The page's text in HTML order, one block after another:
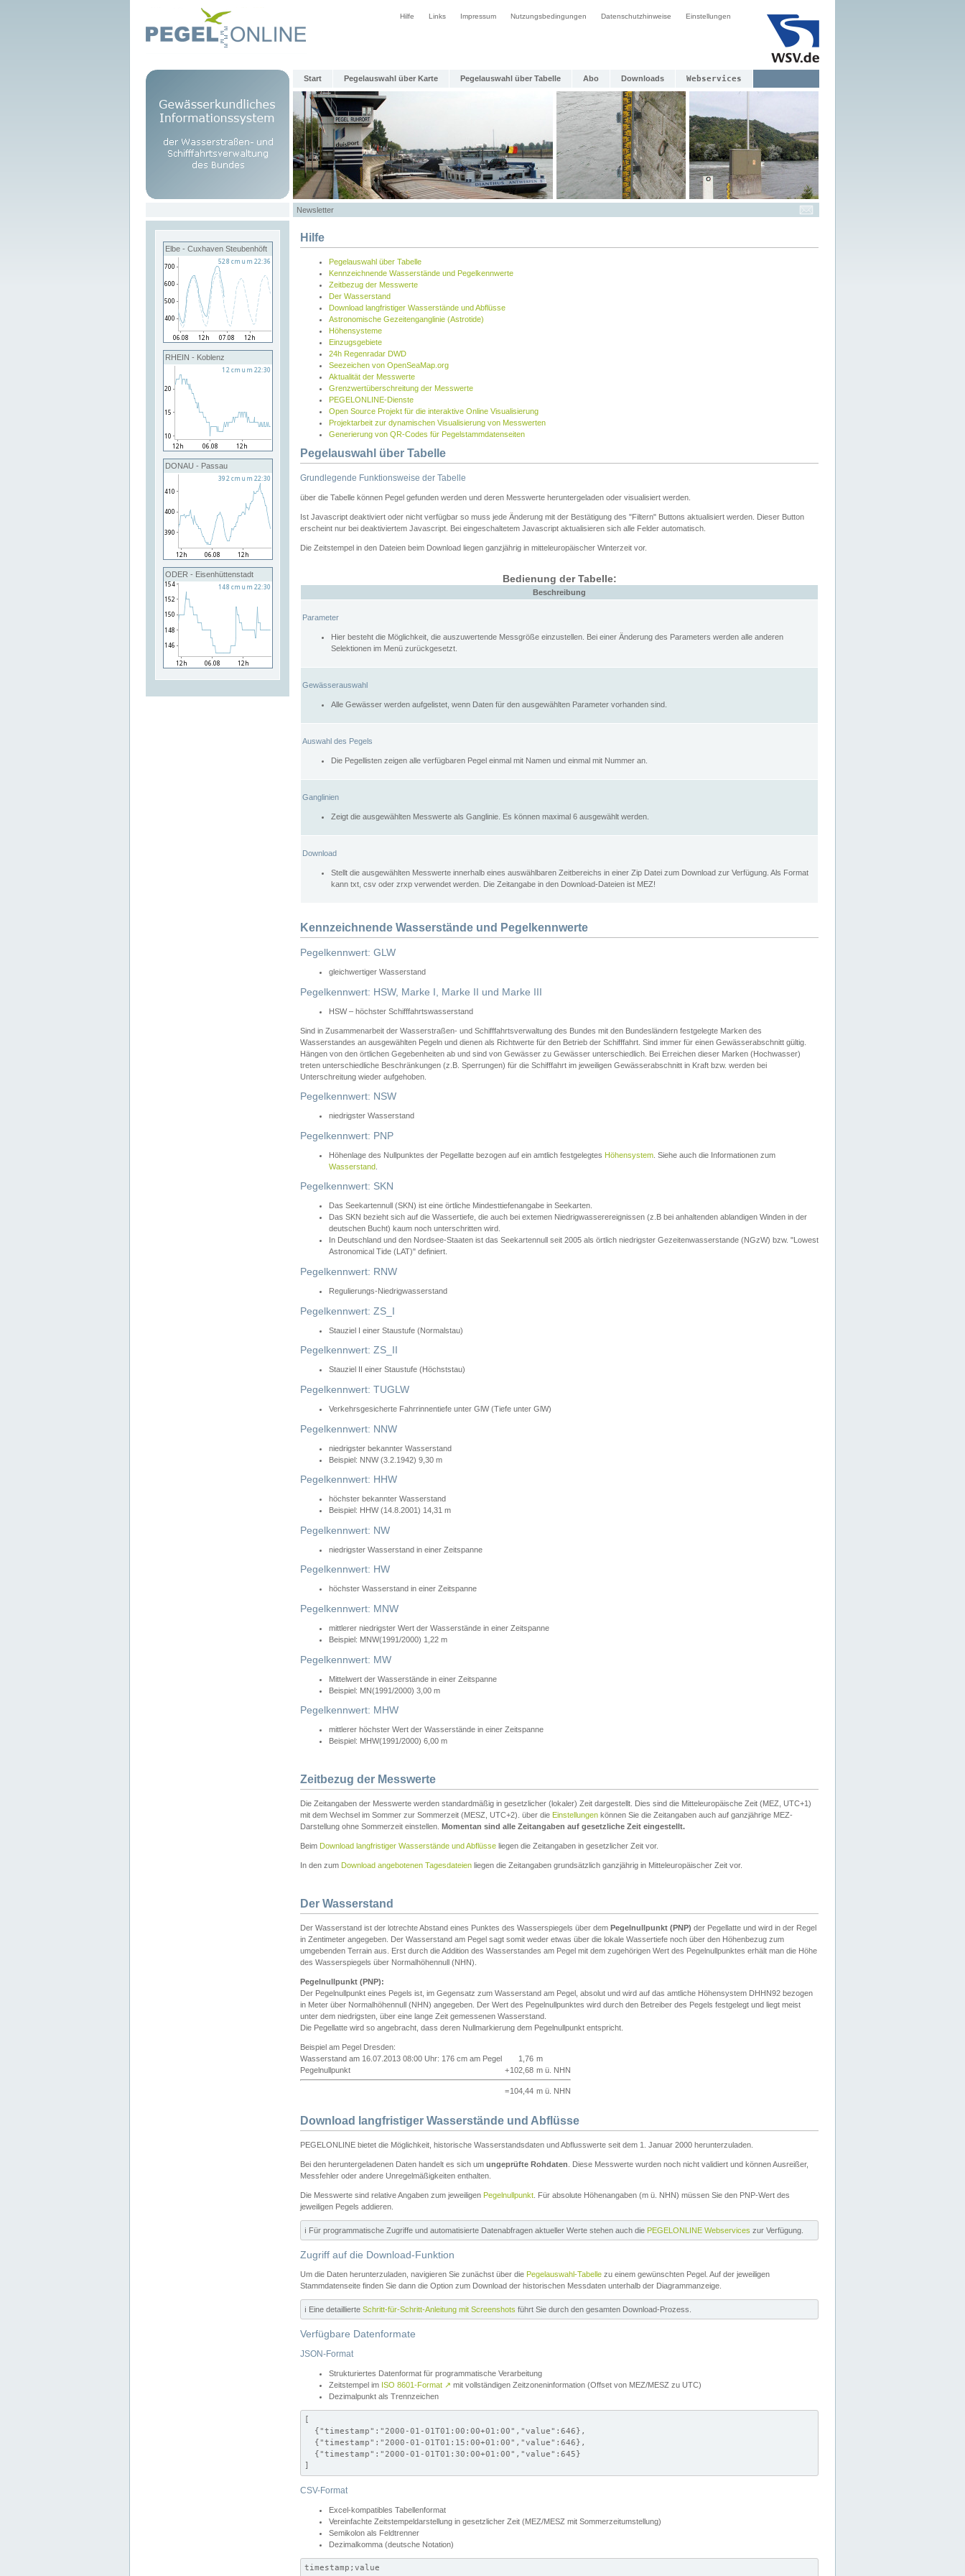
Hilfe Links Impressum Nutzungsbedingungen Datenschutzhinweise Einstellungen
Start Pegelauswahl über Karte Pegelauswahl über Tabelle Abo Downloads Webservices
Newsletter
Elbe - Cuxhaven Steubenhöft
RHEIN - Koblenz
DONAU - Passau
ODER - Eisenhüttenstadt
Hilfe
Pegelauswahl über Tabelle
Kennzeichnende Wasserstände und Pegelkennwerte
Zeitbezug der Messwerte
Der Wasserstand
Download langfristiger Wasserstände und Abflüsse
Astronomische Gezeitenganglinie (Astrotide)
Höhensysteme
Einzugsgebiete
24h Regenradar DWD
Seezeichen von OpenSeaMap.org
Aktualität der Messwerte
Grenzwertüberschreitung der Messwerte
PEGELONLINE-Dienste
Open Source Projekt für die interaktive Online Visualisierung
Projektarbeit zur dynamischen Visualisierung von Messwerten
Generierung von QR-Codes für Pegelstammdatenseiten
Pegelauswahl über Tabelle
Grundlegende Funktionsweise der Tabelle
über die Tabelle können Pegel gefunden werden und deren Messwerte heruntergeladen oder visualisiert werden.
Ist Javascript deaktiviert oder nicht verfügbar so muss jede Änderung mit der Bestätigung des "Filtern" Buttons aktualisiert werden. Dieser Button
erscheint nur bei deaktiviertem Javascript. Bei eingeschaltetem Javascript aktualisieren sich alle Felder automatisch.
Die Zeitstempel in den Dateien beim Download liegen ganzjährig in mitteleuropäischer Winterzeit vor.
Bedienung der Tabelle:
Beschreibung
Parameter
Hier besteht die Möglichkeit, die auszuwertende Messgröße einzustellen. Bei einer Änderung des Parameters werden alle anderen
Selektionen im Menü zurückgesetzt.
Gewässerauswahl
Alle Gewässer werden aufgelistet, wenn Daten für den ausgewählten Parameter vorhanden sind.
Auswahl des Pegels
Die Pegellisten zeigen alle verfügbaren Pegel einmal mit Namen und einmal mit Nummer an.
Ganglinien
Zeigt die ausgewählten Messwerte als Ganglinie. Es können maximal 6 ausgewählt werden.
Download
Stellt die ausgewählten Messwerte innerhalb eines auswählbaren Zeitbereichs in einer Zip Datei zum Download zur Verfügung. Als Format
kann txt, csv oder zrxp verwendet werden. Die Zeitangabe in den Download-Dateien ist MEZ!
Kennzeichnende Wasserstände und Pegelkennwerte
Pegelkennwert: GLW
gleichwertiger Wasserstand
Pegelkennwert: HSW, Marke I, Marke II und Marke III
HSW – höchster Schifffahrtswasserstand
Sind in Zusammenarbeit der Wasserstraßen- und Schifffahrtsverwaltung des Bundes mit den Bundesländern festgelegte Marken des
Wasserstandes an ausgewählten Pegeln und dienen als Richtwerte für den Betrieb der Schifffahrt. Sind immer für einen Gewässerabschnitt gültig.
Hängen von den örtlichen Gegebenheiten ab und sind von Gewässer zu Gewässer unterschiedlich. Bei Erreichen dieser Marken (Hochwasser)
treten unterschiedliche Beschränkungen (z.B. Sperrungen) für die Schifffahrt im jeweiligen Gewässerabschnitt in Kraft bzw. werden bei
Unterschreitung wieder aufgehoben.
Pegelkennwert: NSW
niedrigster Wasserstand
Pegelkennwert: PNP
Höhenlage des Nullpunktes der Pegellatte bezogen auf ein amtlich festgelegtes Höhensystem . Siehe auch die Informationen zum
Wasserstand
Pegelkennwert: SKN
Das Seekartennull (SKN) ist eine örtliche Mindesttiefenangabe in Seekarten.
Das SKN bezieht sich auf die Wassertiefe, die auch bei extemen Niedrigwasserereignissen (z.B bei anhaltenden ablandigen Winden in der
deutschen Bucht) kaum noch unterschritten wird.
In Deutschland und den Nordsee-Staaten ist das Seekartennull seit 2005 als örtlich niedrigster Gezeitenwasserstande (NGzW) bzw. "Lowest
Astronomical Tide (LAT)" definiert.
Pegelkennwert: RNW
Regulierungs-Niedrigwasserstand
Pegelkennwert: ZS_I
Stauziel I einer Staustufe (Normalstau)
Pegelkennwert: ZS_II
Stauziel II einer Staustufe (Höchststau)
Pegelkennwert: TUGLW
Verkehrsgesicherte Fahrrinnentiefe unter GlW (Tiefe unter GlW)
Pegelkennwert: NNW
niedrigster bekannter Wasserstand
Beispiel: NNW (3.2.1942) 9,30 m
Pegelkennwert: HHW
höchster bekannter Wasserstand
Beispiel: HHW (14.8.2001) 14,31 m
Pegelkennwert: NW
niedrigster Wasserstand in einer Zeitspanne
Pegelkennwert: HW
höchster Wasserstand in einer Zeitspanne
Pegelkennwert: MNW
mittlerer niedrigster Wert der Wasserstände in einer Zeitspanne
Beispiel: MNW(1991/2000) 1,22 m
Pegelkennwert: MW
Mittelwert der Wasserstände in einer Zeitspanne
Beispiel: MN(1991/2000) 3,00 m
Pegelkennwert: MHW
mittlerer höchster Wert der Wasserstände in einer Zeitspanne
Beispiel: MHW(1991/2000) 6,00 m
Zeitbezug der Messwerte
Die Zeitangaben der Messwerte werden standardmäßig in gesetzlicher (lokaler) Zeit dargestellt. Dies sind die Mitteleuropäische Zeit (MEZ, UTC+1)
mit dem Wechsel im Sommer zur Sommerzeit (MESZ, UTC+2). über die Einstellungen können Sie die Zeitangaben auch auf ganzjährige MEZ-
Darstellung ohne Sommerzeit einstellen. Momentan sind alle Zeitangaben auf gesetzliche Zeit eingestellt.
Beim Download langfristiger Wasserstände und Abflüsse liegen die Zeitangaben in gesetzlicher Zeit vor.
In den zum Download angebotenen Tagesdateien liegen die Zeitangaben grundsätzlich ganzjährig in Mitteleuropäischer Zeit vor.
Der Wasserstand
Der Wasserstand ist der lotrechte Abstand eines Punktes des Wasserspiegels über dem Pegelnullpunkt (PNP) der Pegellatte und wird in der Regel
in Zentimeter angegeben. Der Wasserstand am Pegel sagt somit weder etwas über die lokale Wassertiefe noch über den Höhenbezug zum
umgebenden Terrain aus. Erst durch die Addition des Wasserstandes am Pegel mit dem zugehörigen Wert des Pegelnullpunktes erhält man die Höhe
des Wasserspiegels über Normalhöhennull (NHN).
Pegelnullpunkt (PNP):
Der Pegelnullpunkt eines Pegels ist, im Gegensatz zum Wasserstand am Pegel, absolut und wird auf das amtliche Höhensystem DHHN92 bezogen
in Meter über Normalhöhennull (NHN) angegeben. Der Wert des Pegelnullpunktes wird durch den Betreiber des Pegels festgelegt und liegt meist
unter dem niedrigsten, über eine lange Zeit gemessenen Wasserstand.
Die Pegellatte wird so angebracht, dass deren Nullmarkierung dem Pegelnullpunkt entspricht.
Beispiel am Pegel Dresden:
Wasserstand am 16.07.2013 08:00 Uhr: 176 cm am Pegel
1,76 m
Pegelnullpunkt
+102,68 m ü. NHN
=104,44 m ü. NHN
Download langfristiger Wasserstände und Abflüsse
PEGELONLINE bietet die Möglichkeit, historische Wasserstandsdaten und Abflusswerte seit dem 1. Januar 2000 herunterzuladen.
Bei den heruntergeladenen Daten handelt es sich um ungeprüfte Rohdaten . Diese Messwerte wurden noch nicht validiert und können Ausreißer,
Messfehler oder andere Unregelmäßigkeiten enthalten.
Die Messwerte sind relative Angaben zum jeweiligen Pegelnullpunkt . Für absolute Höhenangaben (m ü. NHN) müssen Sie den PNP-Wert des
jeweiligen Pegels addieren.
ℹ️ Für programmatische Zugriffe und automatisierte Datenabfragen aktueller Werte stehen auch die PEGELONLINE Webservices zur Verfügung.
Zugriff auf die Download-Funktion
Um die Daten herunterzuladen, navigieren Sie zunächst über die Pegelauswahl-Tabelle zu einem gewünschten Pegel. Auf der jeweiligen
Stammdatenseite finden Sie dann die Option zum Download der historischen Messdaten unterhalb der Diagrammanzeige.
ℹ️ Eine detaillierte Schritt-für-Schritt-Anleitung mit Screenshots führt Sie durch den gesamten Download-Prozess.
Verfügbare Datenformate
JSON-Format
Strukturiertes Datenformat für programmatische Verarbeitung
Zeitstempel im ISO 8601-Format ↗ mit vollständigen Zeitzoneninformation (Offset von MEZ/MESZ zu UTC)
Dezimalpunkt als Trennzeichen
[
  {"timestamp":"2000-01-01T01:00:00+01:00","value":646},
  {"timestamp":"2000-01-01T01:15:00+01:00","value":646},
  {"timestamp":"2000-01-01T01:30:00+01:00","value":645}
]
CSV-Format
Excel-kompatibles Tabellenformat
Vereinfachte Zeitstempeldarstellung in gesetzlicher Zeit (MEZ/MESZ mit Sommerzeitumstellung)
Semikolon als Feldtrenner
Dezimalkomma (deutsche Notation)
timestamp;value